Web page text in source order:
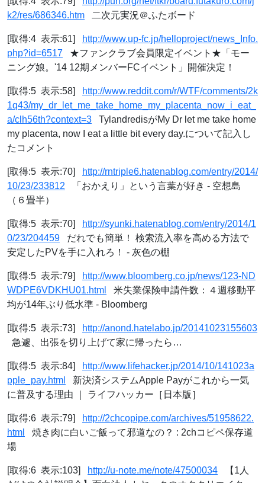
k2/res/686346.htm 二次元実況＠ふたボード
[取得:4 表示:61]
http://www.up-fc.jp/helloproject/news_Info.
php?id=6517 ★ファンクラブ会員限定イベント★「モー
ニング娘。'14 12期メンバーFCイベント」開催決定！
[取得:5 表示:58]
http://www.reddit.com/r/WTF/comments/2k
1q43/my_dr_let_me_take_home_my_placenta_now_i_eat_
a/clh56th?context=3 TylandredisがMy Dr let me take home
my placenta, now I eat a little bit every day.について記入し
たコメント
[取得:5 表示:70]
http://rntriple6.hatenablog.com/entry/2014/
10/23/233812 「おかえり」という言葉が好き - 空想島
（６畳半）
[取得:5 表示:70]
http://syunki.hatenablog.com/entry/2014/1
0/23/204459 だれでも簡単！ 検索流入率を高める方法で
安定したPVを手に入れろ！ - 灰色の棚
[取得:5 表示:79]
http://www.bloomberg.co.jp/news/123-ND
WDPE6VDKHU01.html
米失業保険申請件数：４週移動平
均が14年ぶり低水準 - Bloomberg
[取得:5 表示:73]
http://anond.hatelabo.jp/20141023155603
急遽、出張を切り上げて家に帰ったら…
[取得:5 表示:84]
http://www.lifehacker.jp/2014/10/141023a
pple_pay.html
新決済システムApple Payがこれから一気
に普及する理由 ｜ ライフハッカー［日本版］
[取得:6 表示:79]
http://2chcopipe.com/archives/51958622.
html
焼き肉に白いご飯って邪道なの？ : 2chコピペ保存道
場
[取得:6 表示:103] http://u-note.me/note/47500034 【1人